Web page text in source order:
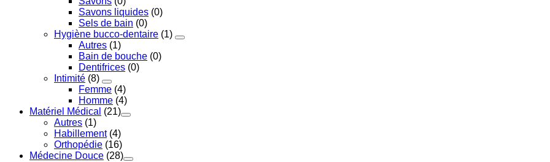
Savons liquides (0)
Sels de bain (0)
Hygiène bucco-dentaire (1)
Autres (1)
Bain de bouche (0)
Dentifrices (0)
Intimité (8)
Femme (4)
Homme (4)
Matériel Médical (21)
Autres (1)
Habillement (4)
Orthopédie (16)
Médecine Douce (28)